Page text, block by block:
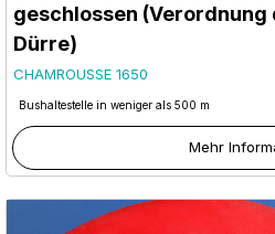
geschlossen
Dürre)
CHAMROUSSE 1650
Bushaltestelle in weniger als 500 m
Mehr